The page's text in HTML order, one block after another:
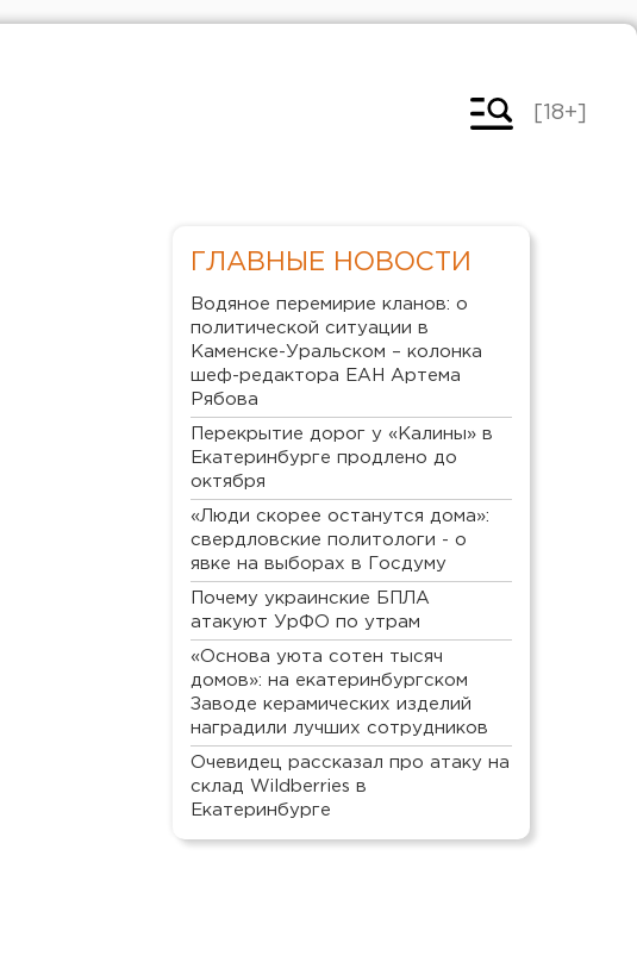
[18+]
ГЛАВНЫЕ НОВОСТИ
Водяное перемирие кланов: о
политической ситуации в
Каменске-Уральском – колонка
шеф-редактора ЕАН Артема
Рябова
Перекрытие дорог у «Калины» в
Екатеринбурге продлено до
октября
«Люди скорее останутся дома»:
свердловские политологи - о
явке на выборах в Госдуму
Почему украинские БПЛА
атакуют УрФО по утрам
«Основа уюта сотен тысяч
домов»: на екатеринбургском
Заводе керамических изделий
наградили лучших сотрудников
Очевидец рассказал про атаку на
склад Wildberries в
Екатеринбурге